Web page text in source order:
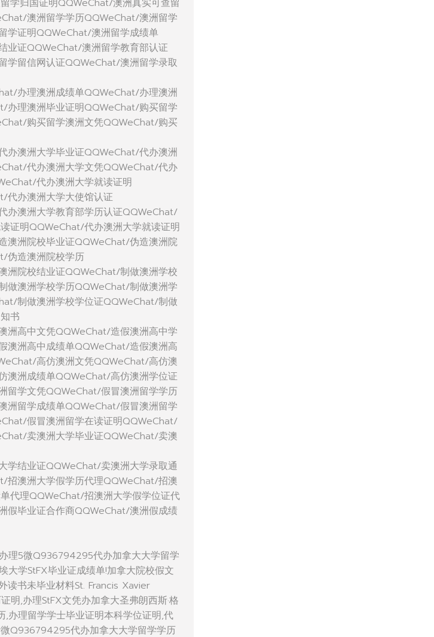
学归国证明QQWeChat/澳洲真实可查留
澳洲留学学历QQWeChat/澳洲留学
学证明QQWeChat/澳洲留学成绩单
业证QQWeChat/澳洲留学教育部认证
学留信网认证QQWeChat/澳洲留学录取
办理澳洲成绩单QQWeChat/办理澳洲
办理澳洲毕业证明QQWeChat/购买留学
购买留学澳洲文凭QQWeChat/购买
办澳洲大学毕业证QQWeChat/代办澳洲
代办澳洲大学文凭QQWeChat/代办
代办澳洲大学就读证明
代办澳洲大学大使馆认证
办澳洲大学教育部学历认证QQWeChat/
证明QQWeChat/代办澳洲大学就读证明
澳洲院校毕业证QQWeChat/伪造澳洲院
伪造澳洲院校学历
洲院校结业证QQWeChat/制做澳洲学校
做澳洲学校学历QQWeChat/制做澳洲学
制做澳洲学校学位证QQWeChat/制做
书
洲高中文凭QQWeChat/造假澳洲高中学
澳洲高中成绩单QQWeChat/造假澳洲高
高仿澳洲文凭QQWeChat/高仿澳
澳洲成绩单QQWeChat/高仿澳洲学位证
留学文凭QQWeChat/假冒澳洲留学学历
洲留学成绩单QQWeChat/假冒澳洲留学
假冒澳洲留学在读证明QQWeChat/
卖澳洲大学毕业证QQWeChat/卖澳
学结业证QQWeChat/卖澳洲大学录取通
招澳洲大学假学历代理QQWeChat/招澳
代理QQWeChat/招澳洲大学假学位证代
假毕业证合作商QQWeChat/澳洲假成绩
理5微Q936794295代办加拿大大学留学
大学StFX毕业证成绩单!加拿大院校假文
读书未毕业材料St. Francis Xavier
,办理StFX文凭办加拿大圣弗朗西斯·格
办理留学学士毕业证明本科学位证明,代
Q936794295代办加拿大大学留学学历